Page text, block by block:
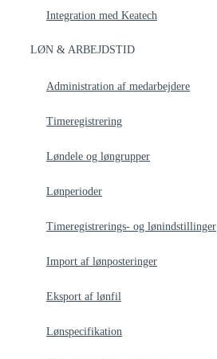
Integration med Keatech
LØN & ARBEJDSTID
Administration af medarbejdere
Timeregistrering
Løndele og løngrupper
Lønperioder
Timeregistrerings- og lønindstillinger
Import af lønposteringer
Eksport af lønfil
Lønspecifikation